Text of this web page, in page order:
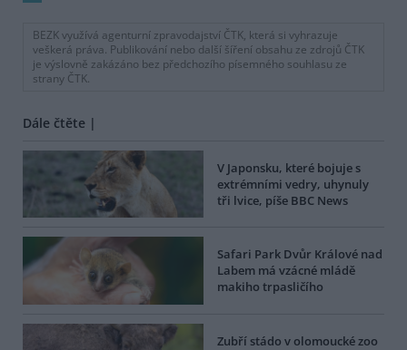
BEZK využívá agenturní zpravodajství ČTK, která si vyhrazuje
veškerá práva. Publikování nebo další šíření obsahu ze zdrojů ČTK
je výslovně zakázáno bez předchozího písemného souhlasu ze
strany ČTK.
Dále čtěte |
V Japonsku, které bojuje s
extrémními vedry, uhynuly
tři lvice, píše BBC News
Safari Park Dvůr Králové nad
Labem má vzácné mládě
makiho trpasličího
Zubří stádo v olomoucké zoo